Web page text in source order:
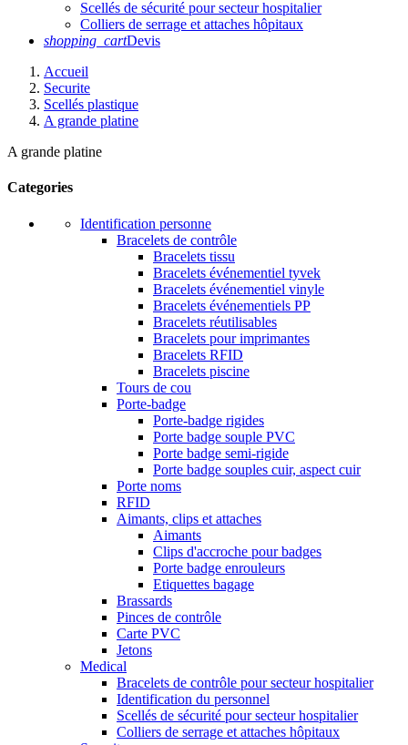
Scellés de sécurité pour secteur hospitalier
Colliers de serrage et attaches hôpitaux
shopping_cartDevis
Accueil
Securite
Scellés plastique
A grande platine
A grande platine
Categories
Identification personne
Bracelets de contrôle
Bracelets tissu
Bracelets événementiel tyvek
Bracelets événementiel vinyle
Bracelets événementiels PP
Bracelets réutilisables
Bracelets pour imprimantes
Bracelets RFID
Bracelets piscine
Tours de cou
Porte-badge
Porte-badge rigides
Porte badge souple PVC
Porte badge semi-rigide
Porte badge souples cuir, aspect cuir
Porte noms
RFID
Aimants, clips et attaches
Aimants
Clips d'accroche pour badges
Porte badge enrouleurs
Etiquettes bagage
Brassards
Pinces de contrôle
Carte PVC
Jetons
Medical
Bracelets de contrôle pour secteur hospitalier
Identification du personnel
Scellés de sécurité pour secteur hospitalier
Colliers de serrage et attaches hôpitaux